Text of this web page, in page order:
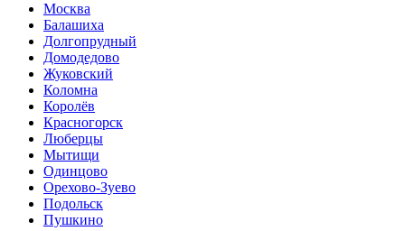
Москва
Балашиха
Долгопрудный
Домодедово
Жуковский
Коломна
Королёв
Красногорск
Люберцы
Мытищи
Одинцово
Орехово-Зуево
Подольск
Пушкино